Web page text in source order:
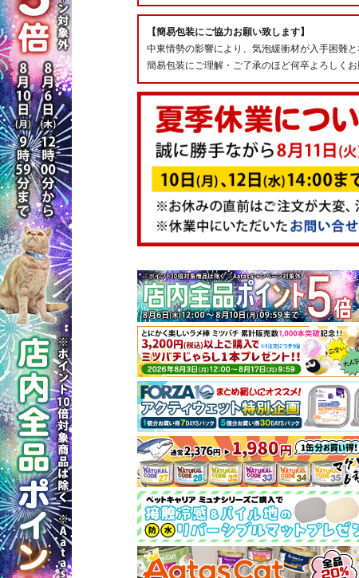
【簡易包装にご協力お願い致します】
中東情勢の影響により、気泡緩衝材が入手困難
簡易包装にご理解・ご了承のほど何卒よろしくお